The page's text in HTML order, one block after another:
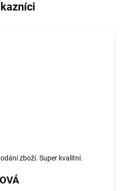
zboží. Super kvalitní.